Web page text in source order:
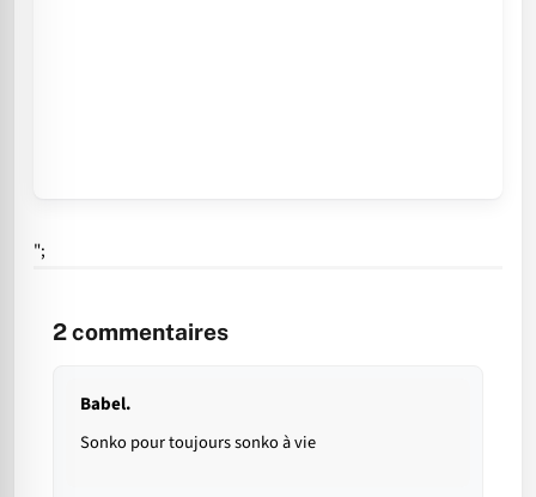
";
2commentaires
Babel.
Sonko pour toujours sonko à vie